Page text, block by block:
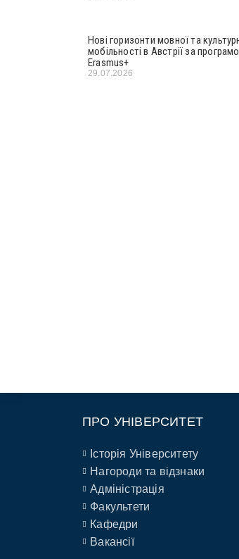
Нові горизонти мовної та
мобільності в Австрії за
Erasmus+
29.07.2026
ПРО УНІВЕРСИТЕТ
Історія Університету
Нагороди та відзнаки
Адміністрація
Факультети
Кафедри
Вакансії